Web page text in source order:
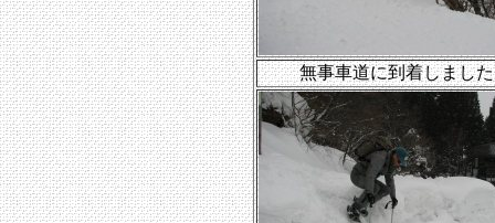
無事車道に到着しました